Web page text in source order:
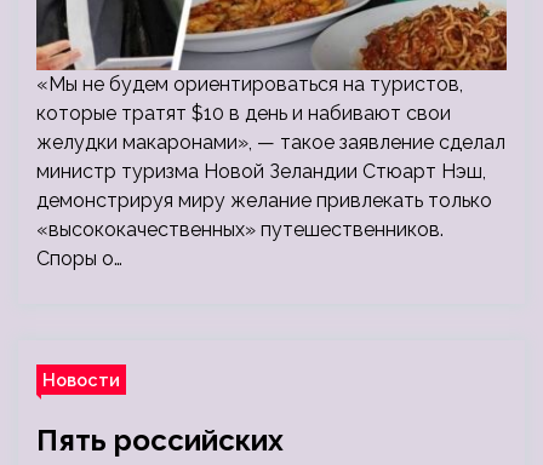
«Мы не будем ориентироваться на туристов,
которые тратят $10 в день и набивают свои
желудки макаронами», — такое заявление сделал
министр туризма Новой Зеландии Стюарт Нэш,
демонстрируя миру желание привлекать только
«высококачественных» путешественников.
Споры о…
Новости
Пять российских